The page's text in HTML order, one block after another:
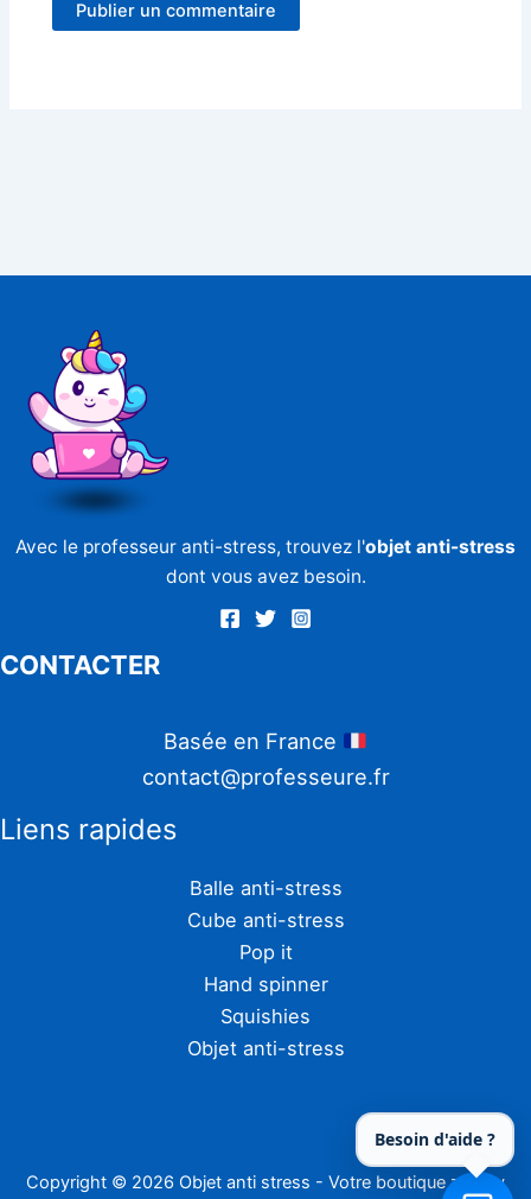
Avec le professeur anti-stress, trouvez l'objet anti-stress
dont vous avez besoin.
CONTACTER
Basée en France
contact@professeure.fr
Liens rapides
Balle anti-stress
Cube anti-stress
Pop it
Hand spinner
Squishies
Objet anti-stress
Copyright © 2026 Objet anti stress - Votre boutique zen by
Besoin d'aide ?